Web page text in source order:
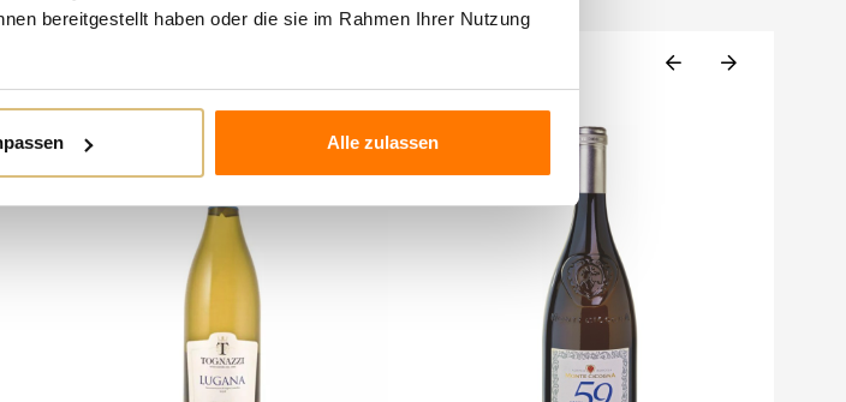
bereitgestellt haben oder die sie im Rahmen Ihrer Nutzung
Alle zulassen